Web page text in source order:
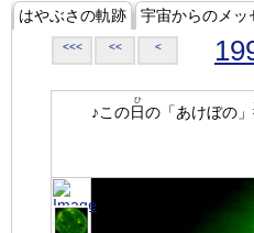
はやぶさの軌跡 宇宙からのメッ
<<< << <
♪この日
ひ
の「あけぼの」